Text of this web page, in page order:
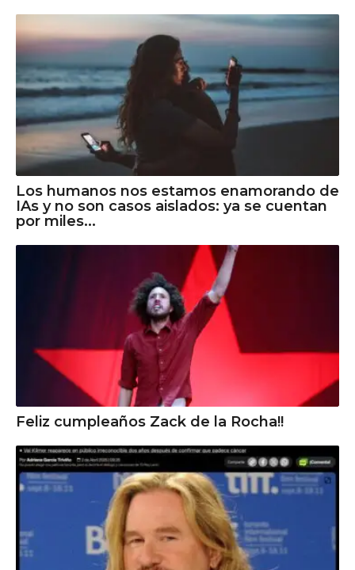
Los humanos nos estamos enamorando de
IAs y no son casos aislados: ya se cuentan
por miles...
Feliz cumpleaños Zack de la Rocha!!